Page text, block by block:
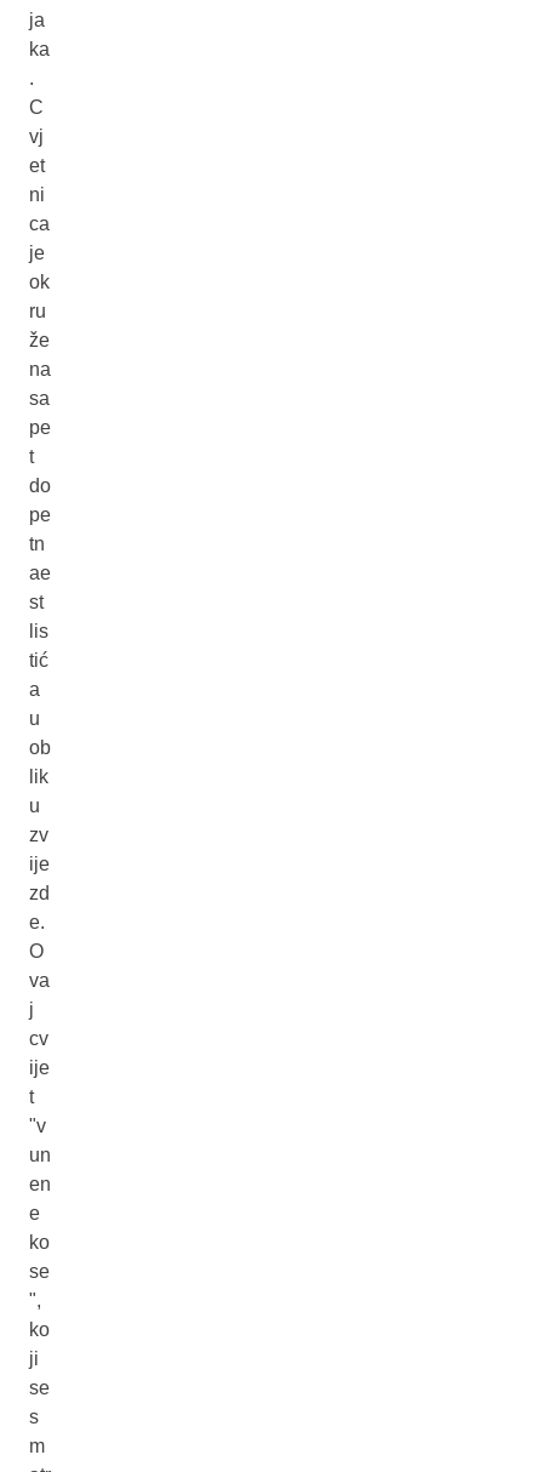
ja
ka
.
C
vj
et
ni
ca
je
ok
ru
že
na
sa
pe
t
do
pe
tn
ae
st
lis
tić
a
u
ob
lik
u
zv
ije
zd
e.
O
va
j
cv
ije
t
"v
un
en
e
ko
se
",
ko
ji
se
s
m